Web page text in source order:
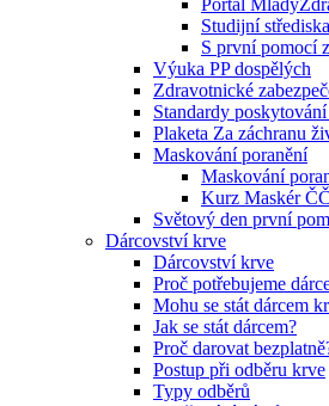
Portál
Studijní střediska
S první pomocí
Výuka PP dospělých
Zdravotnické
Standardy
Plaketa Za záchranu
Maskování poranění
Maskování
Kurz Maskér
Světový den první
Dárcovství krve
Dárcovství krve
Proč potřebujeme
Mohu se stát dárcem
Jak se stát dárcem?
Proč darovat
Postup při odběru krve
Typy odběrů